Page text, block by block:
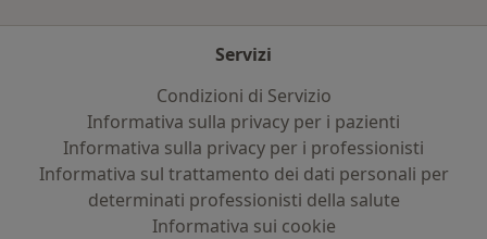
Servizi
Condizioni di Servizio
Informativa sulla privacy per i pazienti
Informativa sulla privacy per i professionisti
Informativa sul trattamento dei dati personali per
determinati professionisti della salute
Informativa sui cookie